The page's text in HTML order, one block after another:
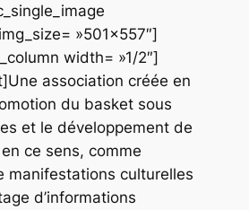
»501×557″]
width= »1/2″]
association créée en
du basket sous
et le développement de
ce sens, comme
manifestations culturelles
d’informations